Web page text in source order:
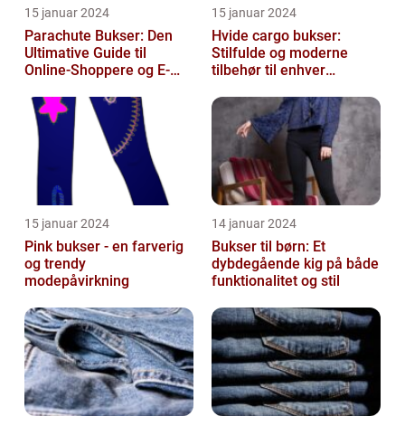
15 januar 2024
Parachute Bukser: Den
Ultimative Guide til
Online-Shoppere og E-
15 januar 2024
Hvide cargo bukser:
Stilfulde og moderne
tilbehør til enhver
15 januar 2024
Pink bukser - en farverig
og trendy
modepåvirkning
14 januar 2024
Bukser til børn: Et
dybdegående kig på både
funktionalitet og stil